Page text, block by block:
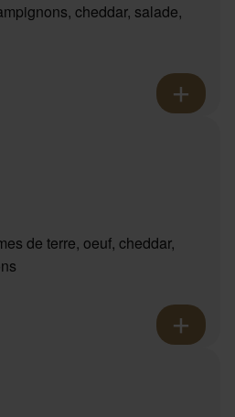
cheddar, salade,
de terre, oeuf, cheddar,